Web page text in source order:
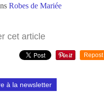
Robes de Mariée
cet article
Repost
à la newsletter